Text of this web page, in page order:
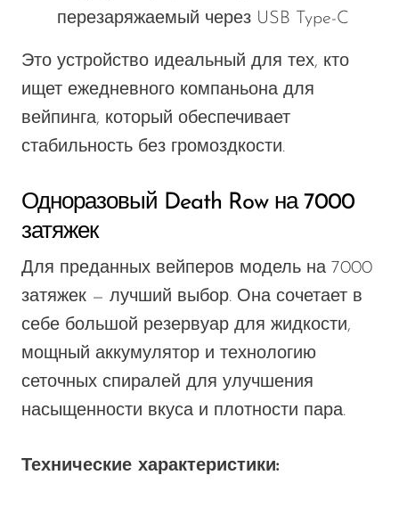
перезаряжаемый через USB Type-C
Это устройство идеальный для тех, кто
ищет ежедневного компаньона для
вейпинга, который обеспечивает
стабильность без громоздкости.
Одноразовый Death Row на 7000
затяжек
Для преданных вейперов модель на 7000
затяжек — лучший выбор. Она сочетает в
себе большой резервуар для жидкости,
мощный аккумулятор и технологию
сеточных спиралей для улучшения
насыщенности вкуса и плотности пара.
Технические характеристики: